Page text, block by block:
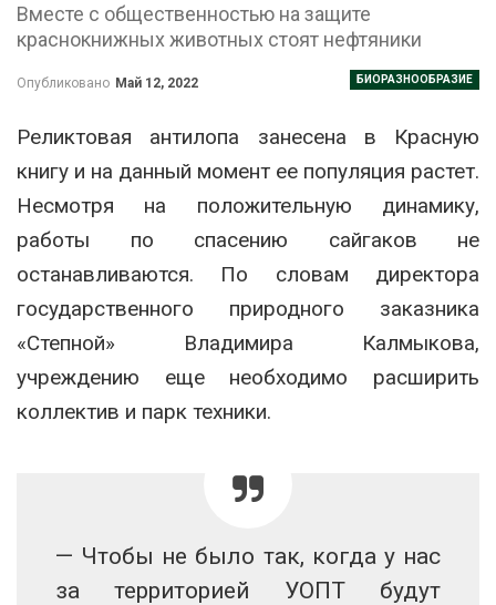
Вместе с общественностью на защите
краснокнижных животных стоят нефтяники
БИОРАЗНООБРАЗИЕ
Опубликовано Май 12, 2022
Реликтовая антилопа занесена в Красную
книгу и на данный момент ее популяция растет.
Несмотря на положительную динамику,
работы по спасению сайгаков не
останавливаются. По словам директора
государственного природного заказника
«Степной» Владимира Калмыкова,
учреждению еще необходимо расширить
коллектив и парк техники.
— Чтобы не было так, когда у нас
за территорией УОПТ будут